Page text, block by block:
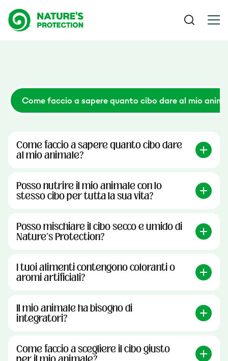
Come faccio a sapere quanto cibo dare al mio
Come faccio a sapere quanto cibo dare
al mio animale?
Posso nutrire il mio animale con lo
stesso cibo per tutta la sua vita?
Posso mischiare il cibo secco e umido di
Nature's Protection?
I tuoi alimenti contengono coloranti o
aromi artificiali?
Il mio animale ha bisogno di
integratori?
Come faccio a scegliere il cibo giusto